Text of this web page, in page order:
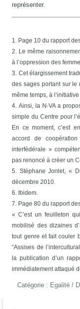
représenter.
1. Page 10 du rapport
2. Le même
à l’oppression des
3. Cet élargissement
des sages portant sur le
même temps, à l’initiative
4. Ainsi, la N-VA a
simple du Centre pour
En ce moment, c’est
accord de
interfédérale »
pas renoncé à créer un
5. Stéphane Jonlet, «
décembre 2010.
6. Ibidem.
7. Page 80 du rapport
« C’est un feuilleton
mobilisé des dizaines
tout genre et fait couler
“Assises de
la publication d’un
immédiatement attaqué
Catégorie : Egalité /